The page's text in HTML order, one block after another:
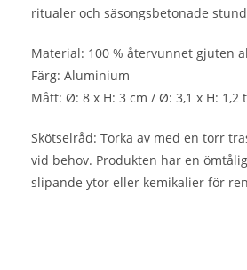
ritualer och säsongsbetonade
Material: 100 % återvunnet gjuten
Färg: Aluminium
Mått: Ø: 8 x H: 3 cm / Ø: 3,1 x H: 1,2
Skötselråd: Torka av med en torr
vid behov. Produkten har en
slipande ytor eller kemikalier för